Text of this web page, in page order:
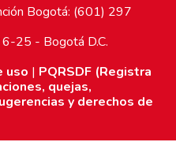
Bogotá: (601) 297
6-25 - Bogotá D.C.
uso | PQRSDF (Registra
quejas,
y derechos de